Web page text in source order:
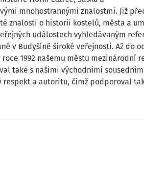
mnohostrannými znalostmi. Již
znalosti o historii kostelů, města a
událostech vyhledávaným
v Budyšíně široké veřejnosti. Až do
1992 našemu městu mezinárodní
také s našimi východními
a autoritu, čímž podporoval